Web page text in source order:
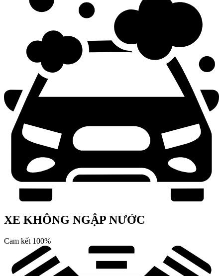
XE KHÔNG NGẬP NƯỚC
Cam kết 100%